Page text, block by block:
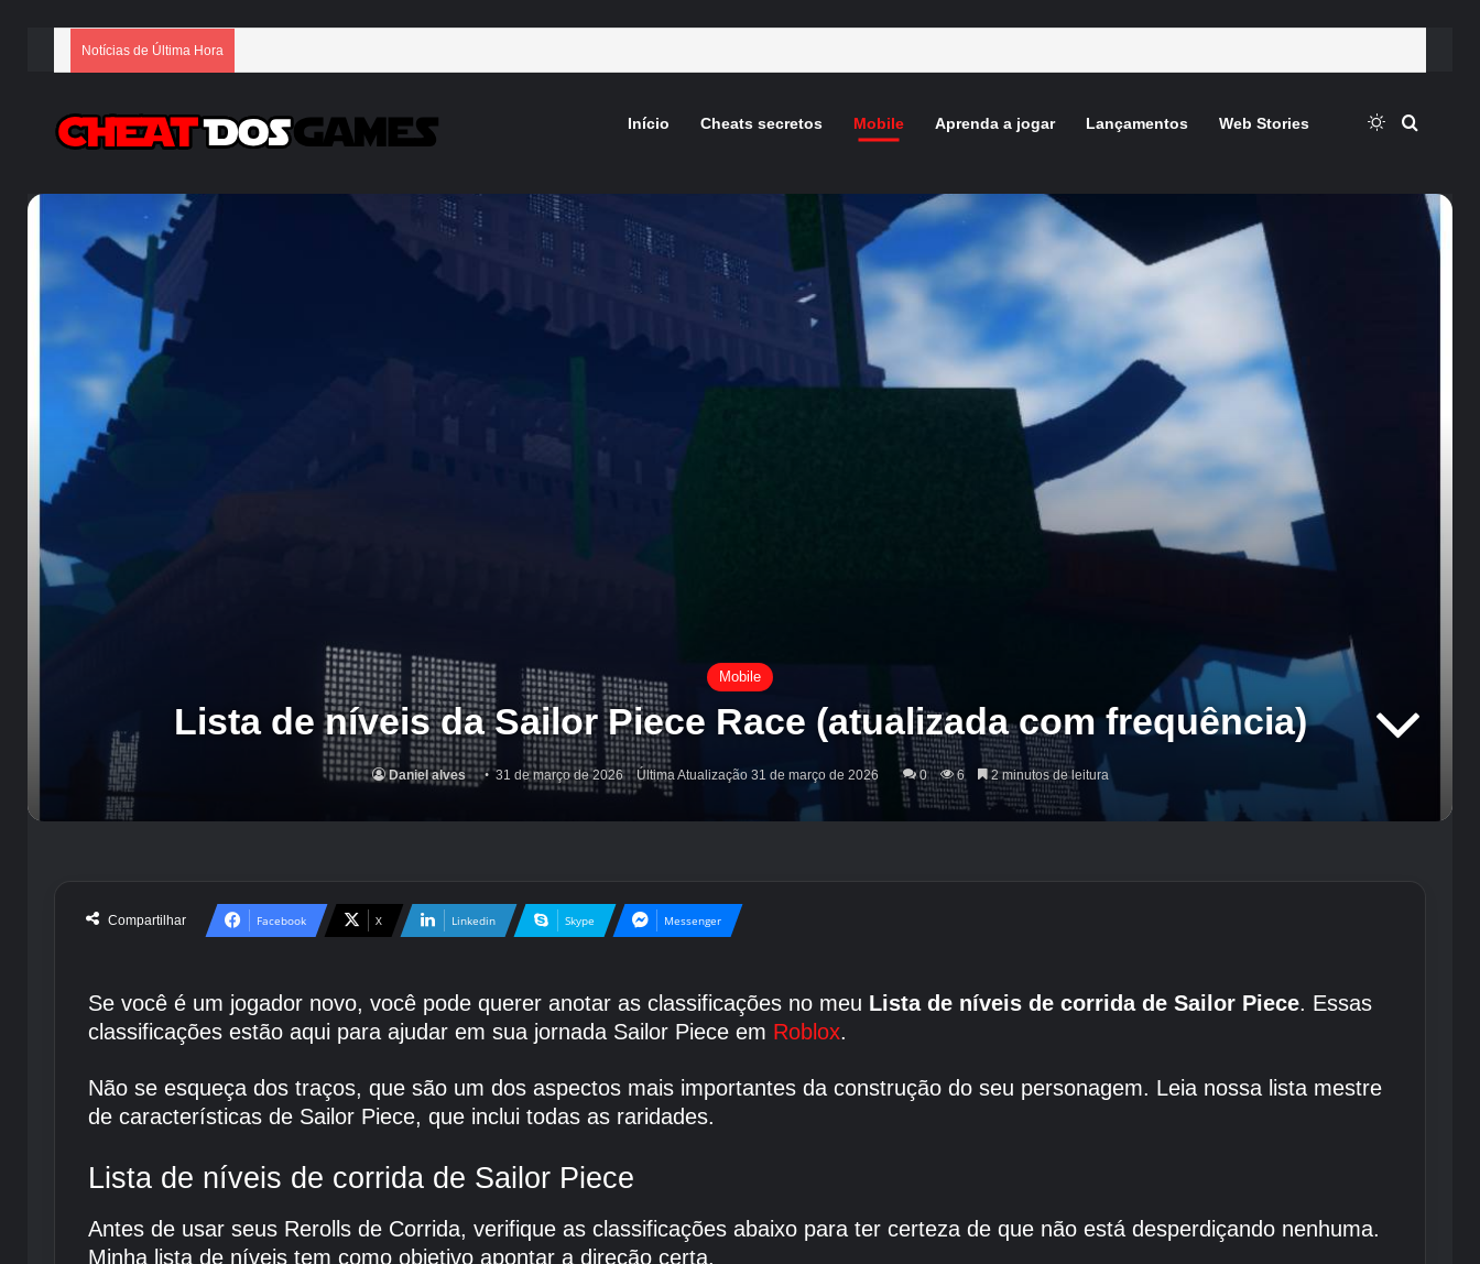
Notícias de Última Hora
Início Cheats secretos Mobile Aprenda a jogar Lançamentos Web Stories Switch skin
Mobile
Lista de níveis da Sailor Piece Race (atualizada com frequência)
Daniel alves 31 de março de 2026 Última Atualização 31 de março de 2026 0 6 2 minutos de leitura
Compartilhar Facebook X Linkedin Skype Messenger
Se você é um jogador novo, você pode querer anotar as classificações no meu Lista de níveis de corrida de Sailor Piece. Essas
classificações estão aqui para ajudar em sua jornada Sailor Piece em Roblox.
Não se esqueça dos traços, que são um dos aspectos mais importantes da construção do seu personagem. Leia nossa lista mestre
de características de Sailor Piece, que inclui todas as raridades.
Lista de níveis de corrida de Sailor Piece
Antes de usar seus Rerolls de Corrida, verifique as classificações abaixo para ter certeza de que não está desperdiçando nenhuma.
Minha lista de níveis tem como objetivo apontar a direção certa.